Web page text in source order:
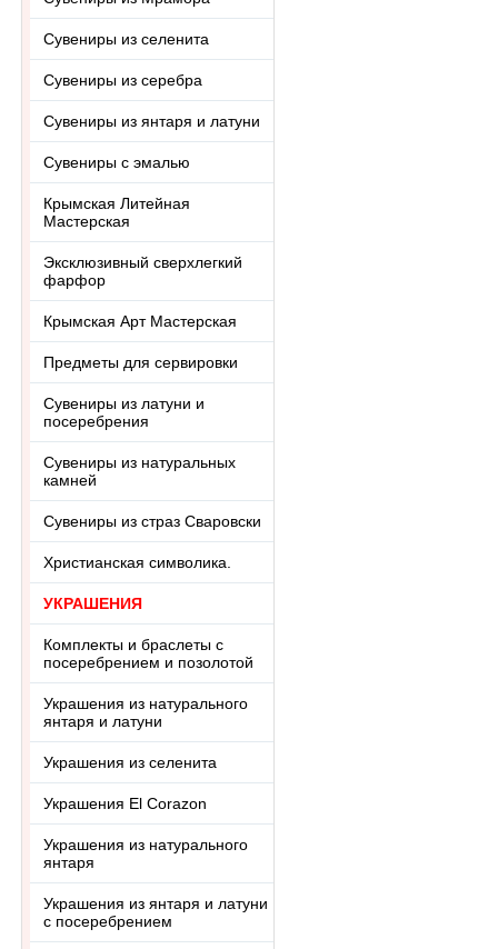
Сувениры из селенита
Сувениры из серебра
Сувениры из янтаря и латуни
Сувениры с эмалью
Крымская Литейная
Мастерская
Эксклюзивный сверхлегкий
фарфор
Крымская Арт Мастерская
Предметы для сервировки
Сувениры из латуни и
посеребрения
Сувениры из натуральных
камней
Сувениры из страз Сваровски
Христианская символика.
УКРАШЕНИЯ
Комплекты и браслеты с
посеребрением и позолотой
Украшения из натурального
янтаря и латуни
Украшения из селенита
Украшения El Corazon
Украшения из натурального
янтаря
Украшения из янтаря и латуни
с посеребрением